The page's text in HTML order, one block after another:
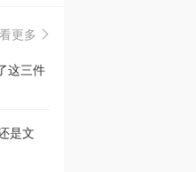
🇳🇿新西兰
更多
这三件
是文